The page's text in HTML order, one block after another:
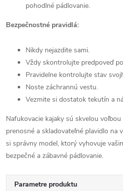
pohodlné pádlovanie.
Bezpečnostné pravidlá:
Nikdy nejazdite sami.
Vždy skontrolujte predpoveď
Pravidelne kontrolujte stav
Noste záchrannú vestu.
Vezmite si dostatok tekutín a
Nafukovacie kajaky sú skvelou
prenosné a skladovateľné plavidlo
si správny model, ktorý vyhovuje
bezpečné a zábavné pádlovanie.
Parametre produktu